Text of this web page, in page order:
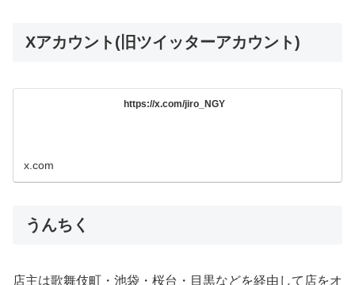
Xアカウント(旧ツイッターアカウント)
https://x.com/jiro_NGY
x.com
うんちく
店主は歌舞伎町・池袋・桜台・目黒などを経由して店をオ